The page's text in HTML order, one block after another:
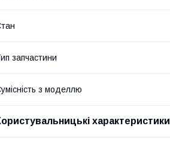
запчастини
з моделлю
характеристики